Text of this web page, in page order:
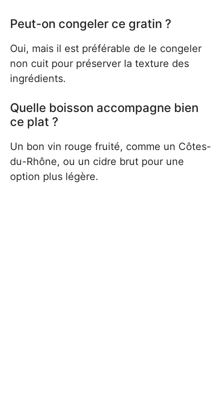
Peut-on congeler ce gratin ?
Oui, mais il est préférable de le congeler
non cuit pour préserver la texture des
ingrédients.
Quelle boisson accompagne bien
ce plat ?
Un bon vin rouge fruité, comme un Côtes-
du-Rhône, ou un cidre brut pour une
option plus légère.